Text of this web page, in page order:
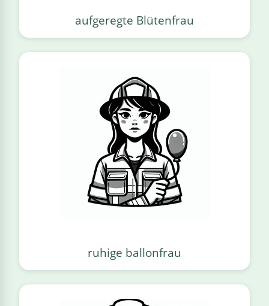
aufgeregte Blütenfrau
ruhige ballonfrau